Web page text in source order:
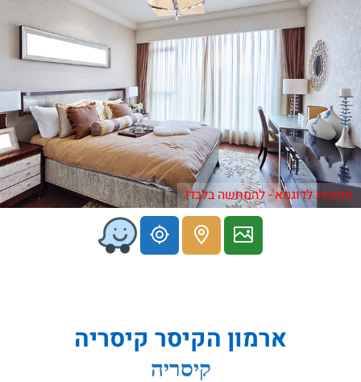
תמונות לדוגמא - להמחשה בלבד!
ארמון הקיסר קיסריה
קיסריה